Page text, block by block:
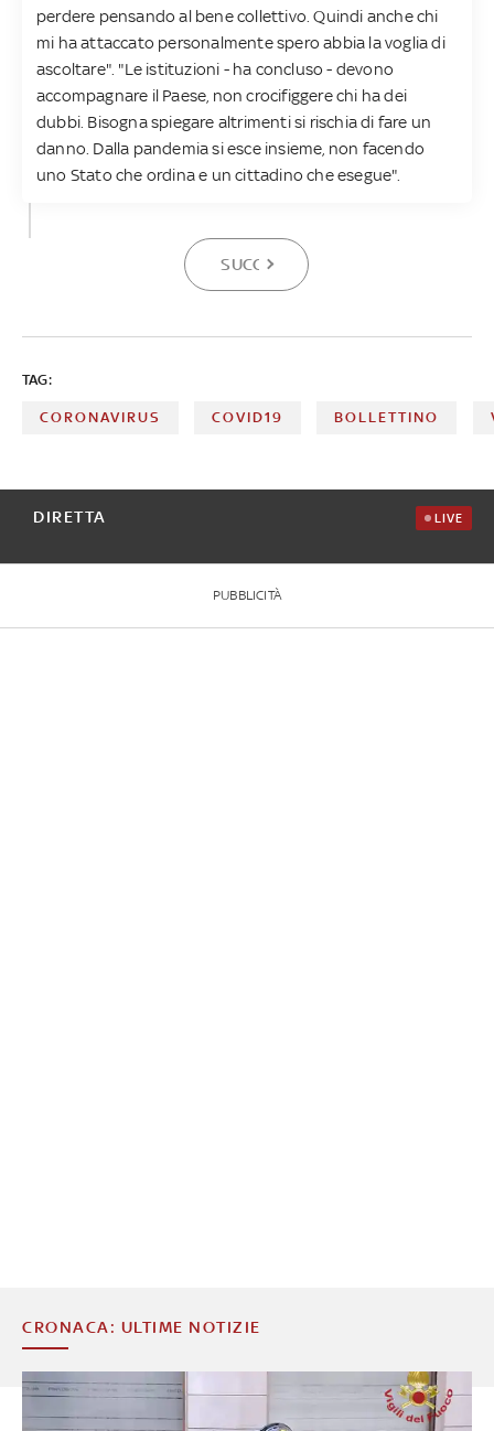
perdere pensando al bene collettivo. Quindi anche chi
mi ha attaccato personalmente spero abbia la voglia di
ascoltare". "Le istituzioni - ha concluso - devono
accompagnare il Paese, non crocifiggere chi ha dei
dubbi. Bisogna spiegare altrimenti si rischia di fare un
danno. Dalla pandemia si esce insieme, non facendo
uno Stato che ordina e un cittadino che esegue".
SUCCESSIVA
TAG:
CORONAVIRUS COVID19 BOLLETTINO
DIRETTA LIVE
PUBBLICITÀ
CRONACA: ULTIME NOTIZIE